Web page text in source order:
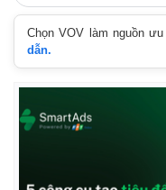
Chọn VOV làm nguồn
dẫn.